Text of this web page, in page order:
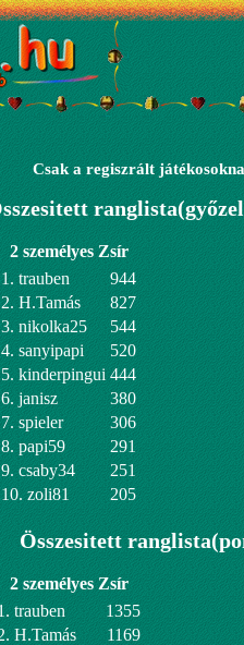
Csak a regiszrált
2 személyes Zsír
1. trauben
944
2. H.Tamás
827
3. nikolka25
544
4. sanyipapi
520
5. kinderpingui 444
6. janisz
380
7. spieler
306
8. papi59
291
9. csaby34
251
10. zoli81
205
Összesitett
2 személyes Zsír
trauben
1355
H.Tamás
1169